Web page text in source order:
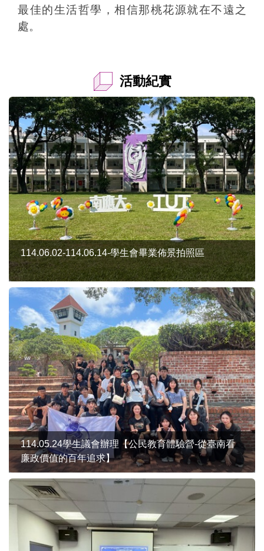
最佳的生活哲學，相信那桃花源就在不遠之
處。
活動紀實
114.06.02-114.06.14-學生會畢業佈景拍照區
114.05.24學生議會辦理【公民教育體驗營-從臺南看
廉政價值的百年追求】